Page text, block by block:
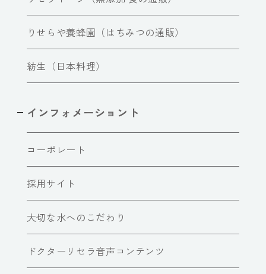
りせらや養蜂園（はちみつの通販）
紡生（日本料理）
インフォメーショント
コーポレート
採用サイト
大切な水へのこだわり
ドクターリセラ音声コンテンツ